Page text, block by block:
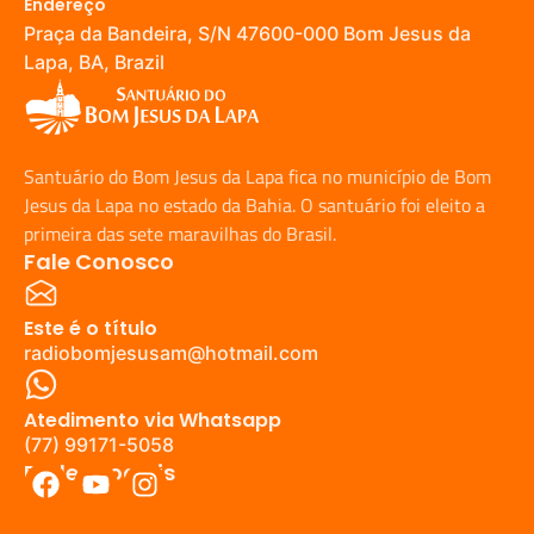
Endereço
Praça da Bandeira, S/N 47600-000 Bom Jesus da
Lapa, BA, Brazil
Santuário do Bom Jesus da Lapa fica no município de Bom
Jesus da Lapa no estado da Bahia. O santuário foi eleito a
primeira das sete maravilhas do Brasil.
Fale Conosco
Este é o título
radiobomjesusam@hotmail.com
Atedimento via Whatsapp
(77) 99171-5058
Redes Sociais